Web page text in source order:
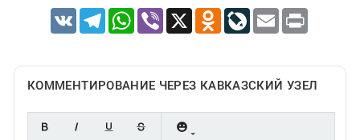
VK TelegramWhatsApp
Viber X Odnoklassniki
LiveJournal
Email Print
КОММЕНТИРОВАНИЕ ЧЕРЕЗ КАВКАЗСКИЙ УЗЕЛ